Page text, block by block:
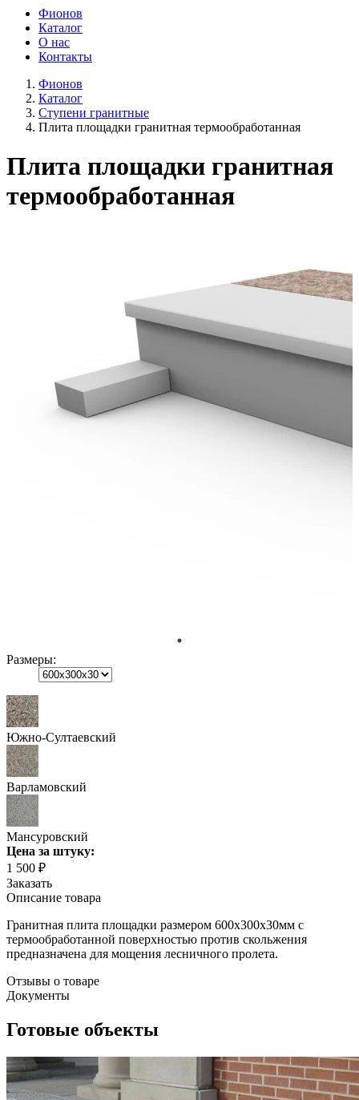
Фионов
Каталог
О нас
Контакты
Фионов
Каталог
Ступени гранитные
Плита площадки гранитная термообработанная
Плита площадки гранитная
термообработанная
Размеры:
Южно-Султаевский
Варламовский
Мансуровский
Цена за штуку:
1 500 ₽
Заказать
Описание товара
Гранитная плита площадки размером 600х300х30мм с
термообработанной поверхностью против скольжения
предназначена для мощения лесничного пролета.
Отзывы о товаре
Документы
Готовые объекты